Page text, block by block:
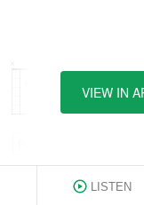
VIEW IN
LISTEN